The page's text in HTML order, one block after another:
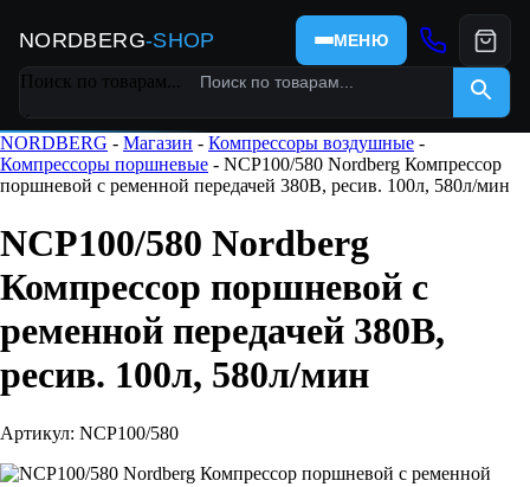
NORDBERG-SHOP МЕНЮ
Поиск по товарам...
×
NORDBERG - Магазин - Компрессоры воздушные -
Компрессоры поршневые - NCP100/580 Nordberg Компрессор
поршневой с ременной передачей 380В, ресив. 100л, 580л/мин
NCP100/580 Nordberg
Компрессор поршневой с
ременной передачей 380В,
ресив. 100л, 580л/мин
Артикул: NCP100/580